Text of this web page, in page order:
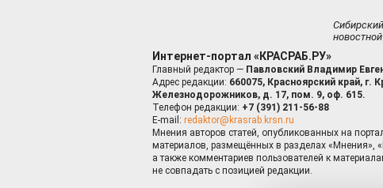
Сибирский
Интернет-портал «КРАСРАБ.РУ»
Главный редактор — Павловский Владимир
Адрес редакции: 660075, Красноярский край, г.
Железнодорожников, д. 17, пом. 9, оф. 615.
Телефон редакции: +7 (391) 211-56-88
E-mail: redaktor@krasrab.krsn.ru
Мнения авторов статей, опубликованных на
материалов, размещённых в разделах «Мнения»,
а также комментариев пользователей к
не совпадать с позицией редакции.
Оставаясь на